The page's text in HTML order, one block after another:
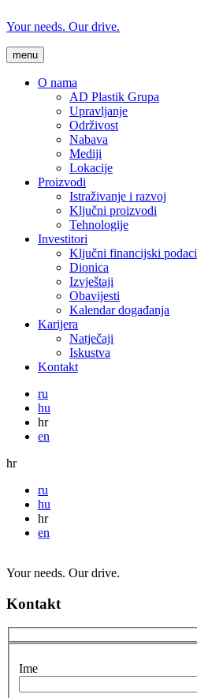
Your needs. Our drive.
menu
O nama
AD Plastik Grupa
Upravljanje
Održivost
Nabava
Mediji
Lokacije
Proizvodi
Istraživanje i razvoj
Ključni proizvodi
Tehnologije
Investitori
Ključni financijski podaci
Dionica
Izvještaji
Obavijesti
Kalendar događanja
Karijera
Natječaji
Iskustva
Kontakt
ru
hu
hr
en
hr
ru
hu
hr
en
Your needs. Our drive.
Kontakt
Ime